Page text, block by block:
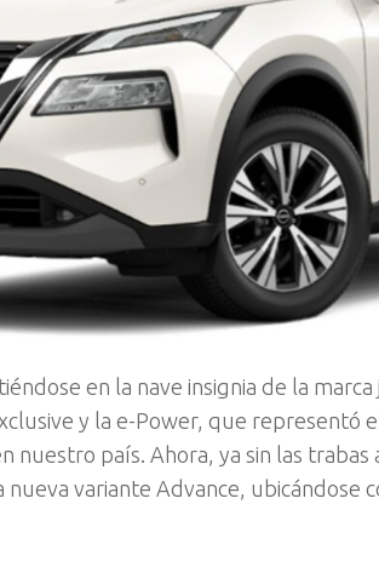
en la nave insignia de la
y la e-Power, que representó
nuestro país. Ahora, ya sin las
variante Advance, ubicándose